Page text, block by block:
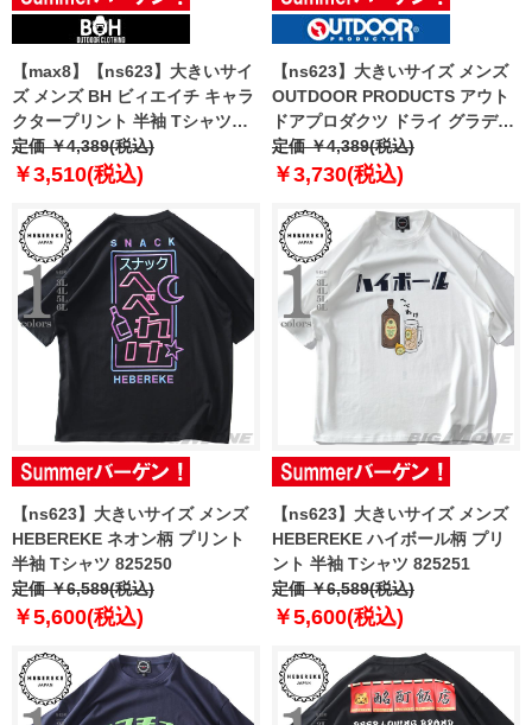
【max8】【ns623】大きいサイ
ズ メンズ BH ビィエイチ キャラ
クタープリント 半袖 Tシャツ
bh-t250217 【t2501】
定価 ￥4,389(税込)
￥3,510(税込)
【ns623】大きいサイズ メンズ
OUTDOOR PRODUCTS アウト
ドアプロダクツ ドライ グラデー
ション 半袖 Tシャツ 軽量
c553we
定価 ￥4,389(税込)
￥3,730(税込)
【ns623】大きいサイズ メンズ
HEBEREKE ネオン柄 プリント
半袖 Tシャツ 825250
定価 ￥6,589(税込)
￥5,600(税込)
【ns623】大きいサイズ メンズ
HEBEREKE ハイボール柄 プリ
ント 半袖 Tシャツ 825251
定価 ￥6,589(税込)
￥5,600(税込)